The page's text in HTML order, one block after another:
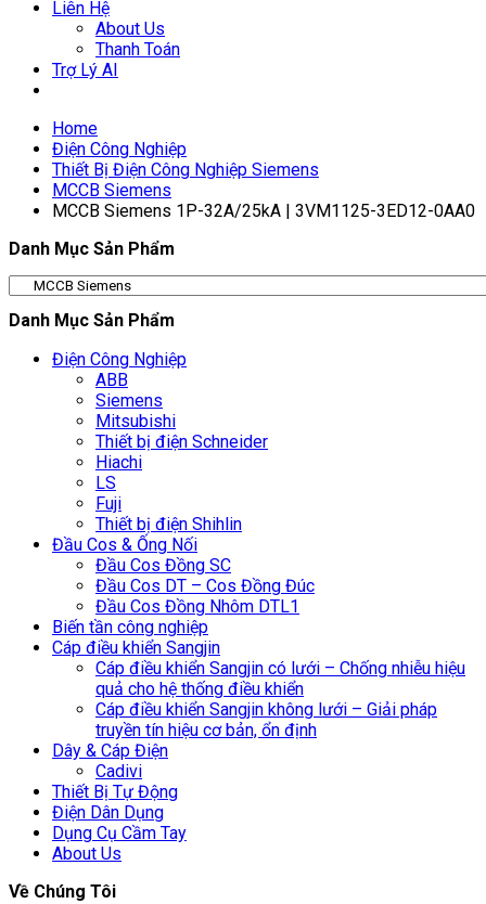
Liên Hệ
About Us
Thanh Toán
Trợ Lý AI
Home
Điện Công Nghiệp
Thiết Bị Điện Công Nghiệp Siemens
MCCB Siemens
MCCB Siemens 1P-32A/25kA | 3VM1125-3ED12-0AA0
Danh Mục Sản Phẩm
Danh Mục Sản Phẩm
Điện Công Nghiệp
ABB
Siemens
Mitsubishi
Thiết bị điện Schneider
Hiachi
LS
Fuji
Thiết bị điện Shihlin
Đầu Cos & Ống Nối
Đầu Cos Đồng SC
Đầu Cos DT – Cos Đồng Đúc
Đầu Cos Đồng Nhôm DTL1
Biến tần công nghiệp
Cáp điều khiển Sangjin
Cáp điều khiển Sangjin có lưới – Chống nhiễu hiệu
quả cho hệ thống điều khiển
Cáp điều khiển Sangjin không lưới – Giải pháp
truyền tín hiệu cơ bản, ổn định
Dây & Cáp Điện
Cadivi
Thiết Bị Tự Động
Điện Dân Dụng
Dụng Cụ Cầm Tay
About Us
Về Chúng Tôi